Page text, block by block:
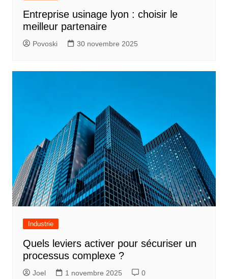
Entreprise usinage lyon : choisir le
meilleur partenaire
Povoski 30 novembre 2025
Industrie
Quels leviers activer pour sécuriser un
processus complexe ?
Joel 1 novembre 2025 0